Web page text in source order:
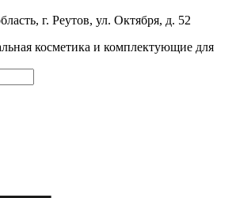
г. Реутов, ул. Октября, д. 52
косметика и комплектующие для